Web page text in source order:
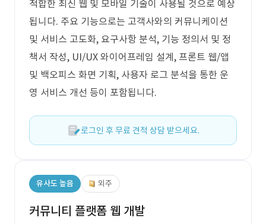
적합한 최신 웹 및 모바일 기술이 사용될 것으로 예상
됩니다. 주요 기능으로는 고객사와의 커뮤니케이션
및 서비스 고도화, 요구사항 분석, 기능 정의서 및 정
책서 작성, UI/UX 와이어프레임 설계, 프론트 웹/앱
및 백오피스 화면 기획, 사용자 로그 분석을 통한 운
영 서비스 개선 등이 포함됩니다.
로그인 후 무료 견적 상담 받으세요.
유사도 높음 외주
커뮤니티 플랫폼 웹 개발